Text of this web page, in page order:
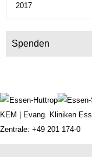
2017
Spenden
KEM | Evang. Kliniken
Zentrale: +49 201 174-0